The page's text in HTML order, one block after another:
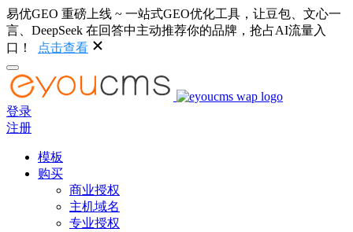
易优GEO 重磅上线 ~ 一站式GEO优化工具，让豆包、文心一
言、DeepSeek 在回答中主动推荐你的品牌，抢占AI流量入
口！
点击查看
登录
注册
模板
购买
商业授权
主机域名
专业授权